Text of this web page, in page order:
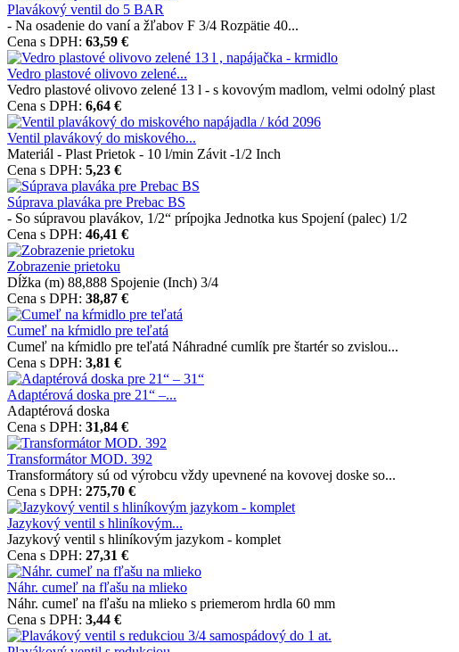
Plavákový ventil do 5 BAR
- Na osadenie do vaní a žľabov F 3/4 Rozpätie 40...
Cena s DPH: 63,59 €
Vedro plastové olivovo zelené...
Vedro plastové olivovo zelené 13 l - s kovovým madlom, velmi odolný plast
Cena s DPH: 6,64 €
Ventil plavákový do miskového...
Materiál - Plast Prietok - 10 l/min Závit -1/2 Inch
Cena s DPH: 5,23 €
Súprava plaváka pre Prebac BS
- So súpravou plavákov, 1/2“ prípojka Jednotka kus Spojení (palec) 1/2
Cena s DPH: 46,41 €
Zobrazenie prietoku
Dĺžka (m) 88,888 Spojenie (Inch) 3/4
Cena s DPH: 38,87 €
Cumeľ na kŕmidlo pre teľatá
Cumeľ na kŕmidlo pre teľatá Náhradné cumlík pre štartér so zvislou...
Cena s DPH: 3,81 €
Adaptérová doska pre 21“ –...
Adaptérová doska
Cena s DPH: 31,84 €
Transformátor MOD. 392
Transformátory sú od výrobcu vždy upevnené na kovovej doske so...
Cena s DPH: 275,70 €
Jazykový ventil s hliníkovým...
Jazykový ventil s hliníkovým jazykom - komplet
Cena s DPH: 27,31 €
Náhr. cumeľ na fľašu na mlieko
Náhr. cumeľ na fľašu na mlieko s priemerom hrdla 60 mm
Cena s DPH: 3,44 €